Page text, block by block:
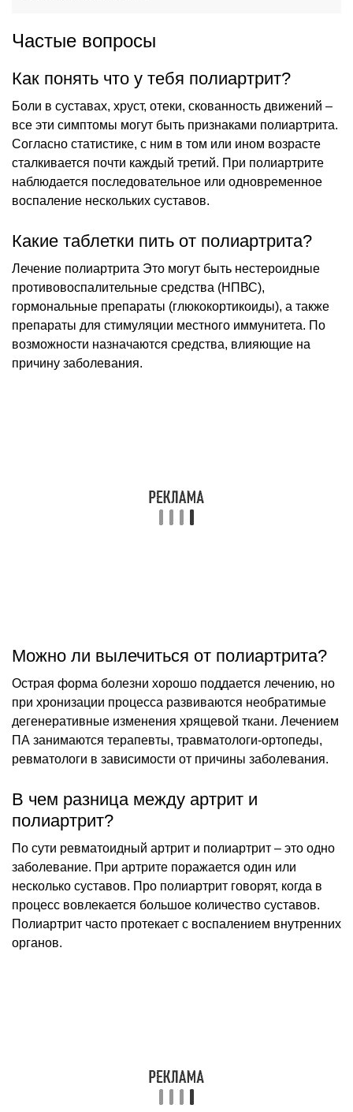
Частые вопросы
Как понять что у тебя полиартрит?
Боли в суставах, хруст, отеки, скованность движений –
все эти симптомы могут быть признаками полиартрита.
Согласно статистике, с ним в том или ином возрасте
сталкивается почти каждый третий. При полиартрите
наблюдается последовательное или одновременное
воспаление нескольких суставов.
Какие таблетки пить от полиартрита?
Лечение полиартрита Это могут быть нестероидные
противовоспалительные средства (НПВС),
гормональные препараты (глюкокортикоиды), а также
препараты для стимуляции местного иммунитета. По
возможности назначаются средства, влияющие на
причину заболевания.
Можно ли вылечиться от полиартрита?
Острая форма болезни хорошо поддается лечению, но
при хронизации процесса развиваются необратимые
дегенеративные изменения хрящевой ткани. Лечением
ПА занимаются терапевты, травматологи-ортопеды,
ревматологи в зависимости от причины заболевания.
В чем разница между артрит и
полиартрит?
По сути ревматоидный артрит и полиартрит – это одно
заболевание. При артрите поражается один или
несколько суставов. Про полиартрит говорят, когда в
процесс вовлекается большое количество суставов.
Полиартрит часто протекает с воспалением внутренних
органов.